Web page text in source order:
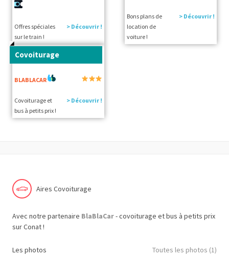
Offres spéciales
sur le train !
> Découvrir !
Bons plans de
location de
voiture !
> Découvrir !
Covoiturage
BLABLACAR
Covoiturage et
bus à petits prix !
> Découvrir !
Aires Covoiturage
Avec notre partenaire BlaBlaCar- covoiturage et bus à petits prix
sur Conat !
Les photos Toutes les photos (1)